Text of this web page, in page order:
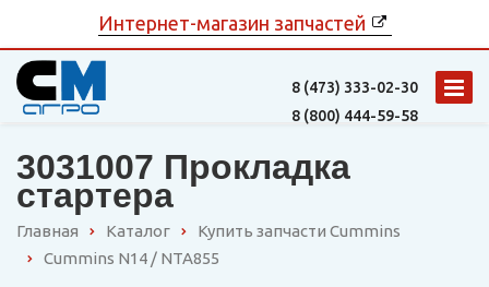
Интернет-магазин запчастей
8 (473) 333-02-30
8 (800) 444-59-58
3031007 Прокладка
стартера
Главная Каталог
Купить запчасти Cummins
Cummins N14 / NTA855